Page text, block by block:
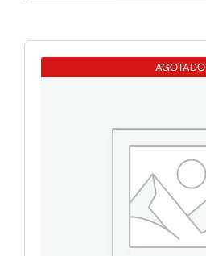
AGOTADO